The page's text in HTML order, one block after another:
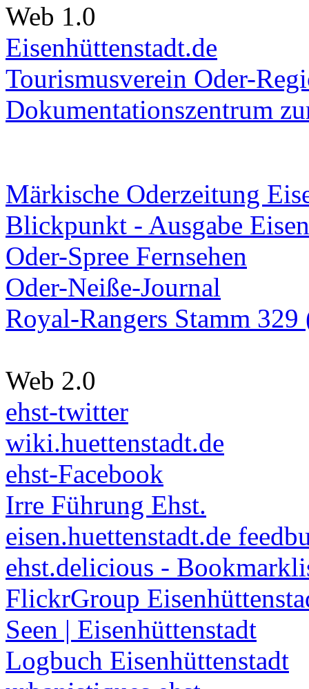
Web 1.0
Eisenhüttenstadt.de
Tourismusverein Oder-
Dokumentationszentrum
Märkische Oderzeitung
Blickpunkt - Ausgabe
Oder-Spree Fernsehen
Oder-Neiße-Journal
Royal-Rangers Stamm
Web 2.0
ehst-twitter
wiki.huettenstadt.de
ehst-Facebook
Irre Führung Ehst.
eisen.huettenstadt.de
ehst.delicious -
FlickrGroup
Seen | Eisenhüttenstadt
Logbuch Eisenhüttenstadt